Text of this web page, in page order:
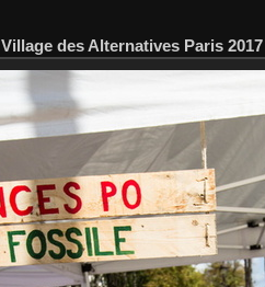
Village des Alternatives Paris 2017